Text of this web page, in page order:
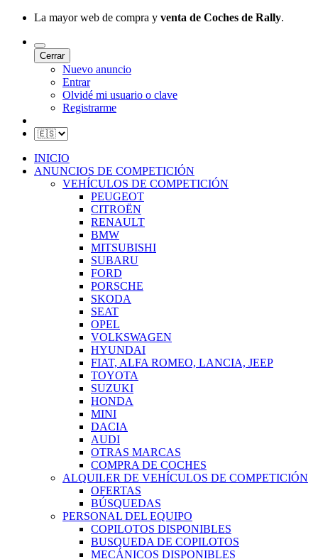
La mayor web de compra y venta de Coches de Rally.
Cerrar
Nuevo anuncio
Entrar
Olvidé mi usuario o clave
Registrarme
INICIO
ANUNCIOS DE COMPETICIÓN
VEHÍCULOS DE COMPETICIÓN
PEUGEOT
CITROËN
RENAULT
BMW
MITSUBISHI
SUBARU
FORD
PORSCHE
SKODA
SEAT
OPEL
VOLKSWAGEN
HYUNDAI
FIAT, ALFA ROMEO, LANCIA, JEEP
TOYOTA
SUZUKI
HONDA
MINI
DACIA
AUDI
OTRAS MARCAS
COMPRA DE COCHES
ALQUILER DE VEHÍCULOS DE COMPETICIÓN
OFERTAS
BÚSQUEDAS
PERSONAL DEL EQUIPO
COPILOTOS DISPONIBLES
BUSQUEDA DE COPILOTOS
MECÁNICOS DISPONIBLES